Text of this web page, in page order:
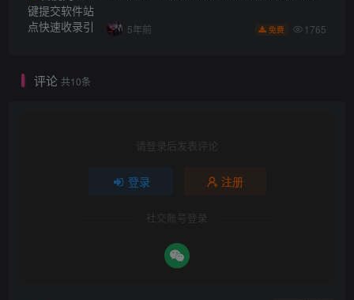
5年前 免费 1765
评论 共10条
请登录后发表评论
登录 注册
社交账号登录